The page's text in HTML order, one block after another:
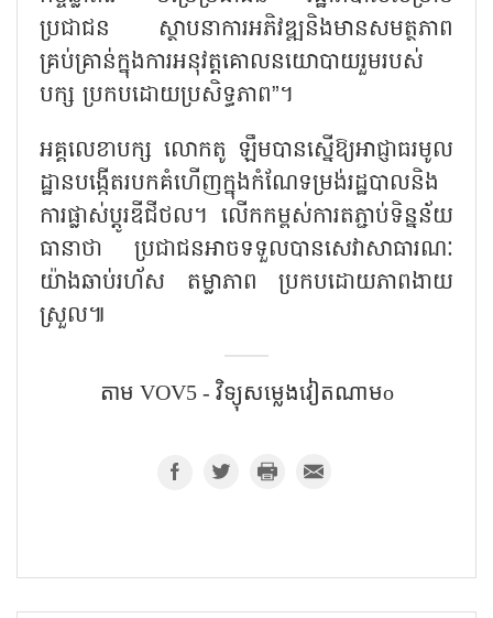
ប្រជាជន ស្ថាបនាការអភិវឌ្ឍនិងមានសមត្ថភាព
គ្រប់គ្រាន់ក្នុងការអនុវត្តគោលនយោបាយរួមរបស់
បក្ស ប្រកបដោយប្រសិទ្ធភាព”។
អគ្គលេខាបក្ស លោកតូ ឡឹមបានស្នើឱ្យអាជ្ញាធរមូល
ដ្ឋានបង្កើតរបកគំហើញក្នុងកំណែទម្រង់រដ្ឋបាលនិង
ការផ្លាស់ប្តូរឌីជីថល។ លើកកម្ពស់ការតភ្ជាប់ទិន្នន័យ
ធានាថា ប្រជាជនអាចទទួលបានសេវាសាធារណៈ
យ៉ាងឆាប់រហ័ស តម្លាភាព ប្រកបដោយភាពងាយ
ស្រួល៕
តាម​ VOV5 - វិទ្យុសម្លេងវៀតណាមo